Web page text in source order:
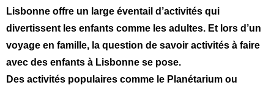
Lisbonne offre un large éventail d’activités qui
divertissent les enfants comme les adultes. Et lors d’un
voyage en famille, la question de savoir activités à faire
avec des enfants à Lisbonne se pose.
Des activités populaires comme le Planétarium ou